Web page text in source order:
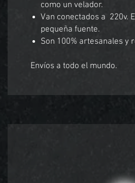
como un velador.
Van conectados a 220v.
pequeña fuente.
Son 100% artesanales y
Envíos a todo el mundo.